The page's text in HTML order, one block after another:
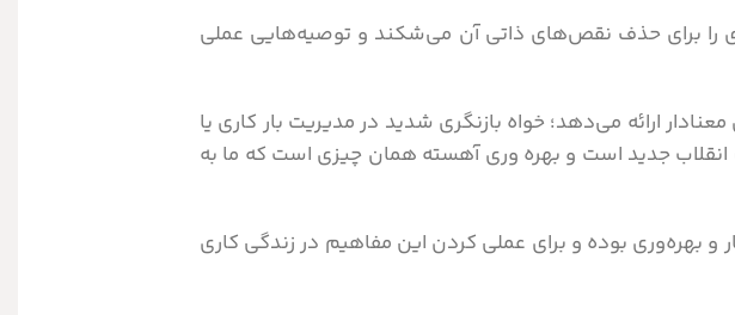
را برای حذف نقص‌های ذاتی آن می‌شکند و توصیه‌هایی عملی
ارائه می‌دهد؛ خواه بازنگری شدید در مدیریت بار کاری یا
انقلاب جدید است و بهره وری آهسته همان چیزی است که ما به
بهره‌وری بوده و برای عملی کردن این مفاهیم در زندگی کاری